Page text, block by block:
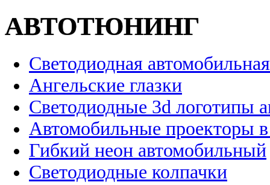
АВТОТЮНИНГ
Светодиодная
Ангельские глазки
Светодиодные 3d логотипы
Автомобильные проекторы
Гибкий неон автомобильный
Светодиодные колпачки